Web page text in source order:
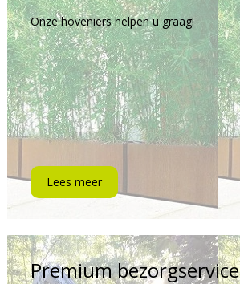
Onze hoveniers helpen u graag!
Lees meer
Premium bezorgservice